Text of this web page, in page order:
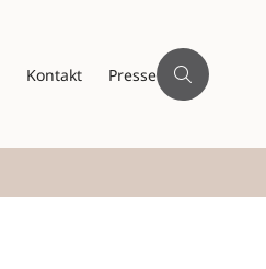
Kontakt Presse